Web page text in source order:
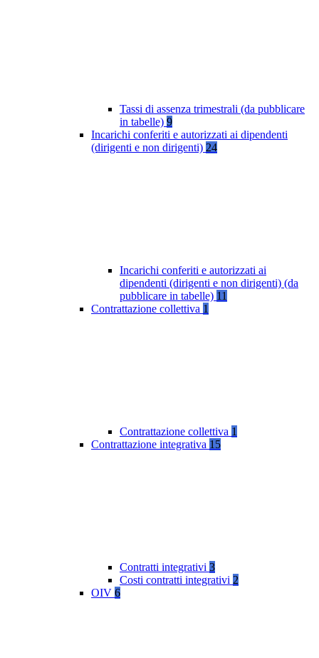
Tassi di assenza trimestrali (da pubblicare
in tabelle) 9
Incarichi conferiti e autorizzati ai dipendenti
(dirigenti e non dirigenti) 24
Incarichi conferiti e autorizzati ai
dipendenti (dirigenti e non dirigenti) (da
pubblicare in tabelle) 11
Contrattazione collettiva 1
Contrattazione collettiva 1
Contrattazione integrativa 15
Contratti integrativi 3
Costi contratti integrativi 2
OIV 6